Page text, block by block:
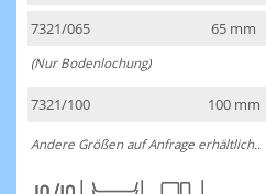
7321/065 65 mm
(Nur Bodenlochung)
7321/100 100 mm
Andere Größen auf Anfrage erhältlich..